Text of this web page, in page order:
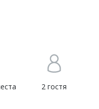
2 гостя